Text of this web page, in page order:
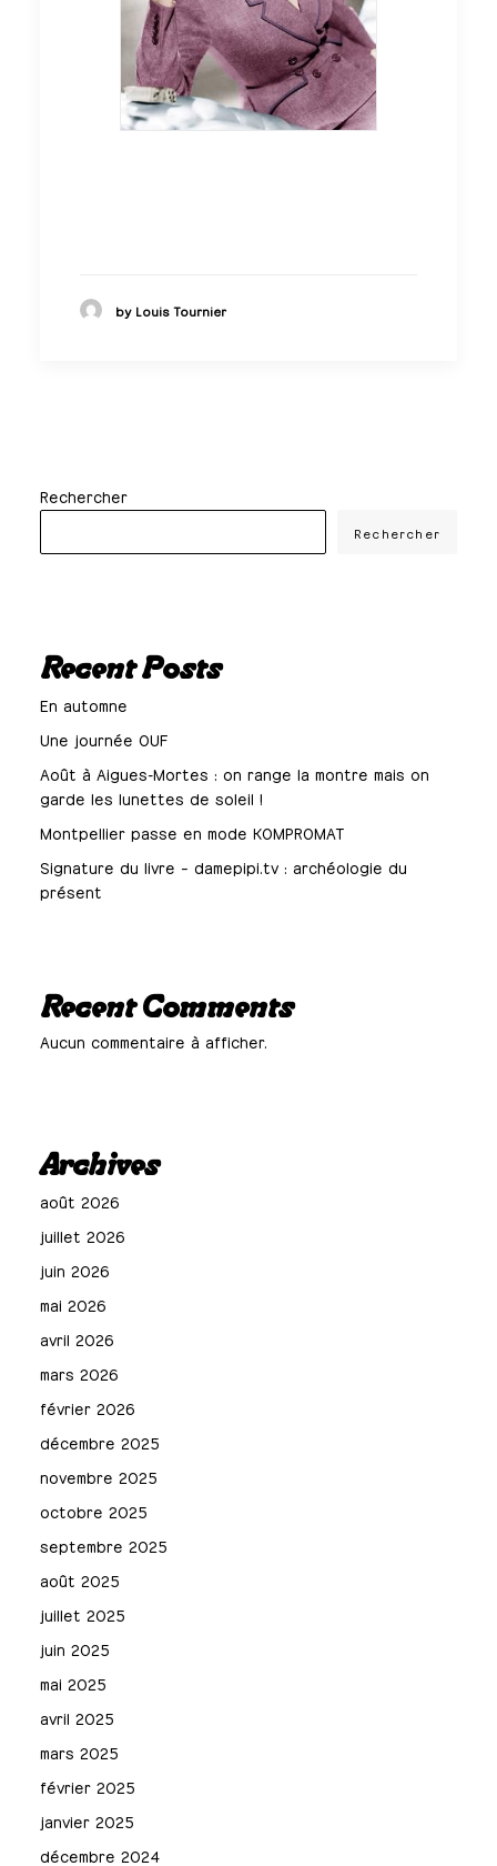
by Louis Tournier
Rechercher
Rechercher
Recent Posts
En automne
Une journée OUF
Août à Aigues-Mortes : on range la montre mais on
garde les lunettes de soleil !
Montpellier passe en mode KOMPROMAT
Signature du livre – damepipi.tv : archéologie du
présent
Recent Comments
Aucun commentaire à afficher.
Archives
août 2026
juillet 2026
juin 2026
mai 2026
avril 2026
mars 2026
février 2026
décembre 2025
novembre 2025
octobre 2025
septembre 2025
août 2025
juillet 2025
juin 2025
mai 2025
avril 2025
mars 2025
février 2025
janvier 2025
décembre 2024